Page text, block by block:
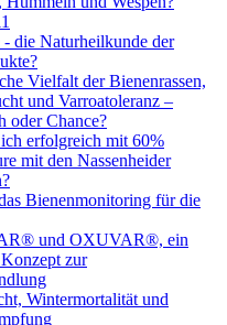
die Naturheilkunde der
Vielfalt der Bienenrassen,
und Varroatoleranz –
oder Chance?
erfolgreich mit 60%
mit den Nassenheider
Bienenmonitoring für die
und OXUVAR®, ein
zur
Wintermortalität und